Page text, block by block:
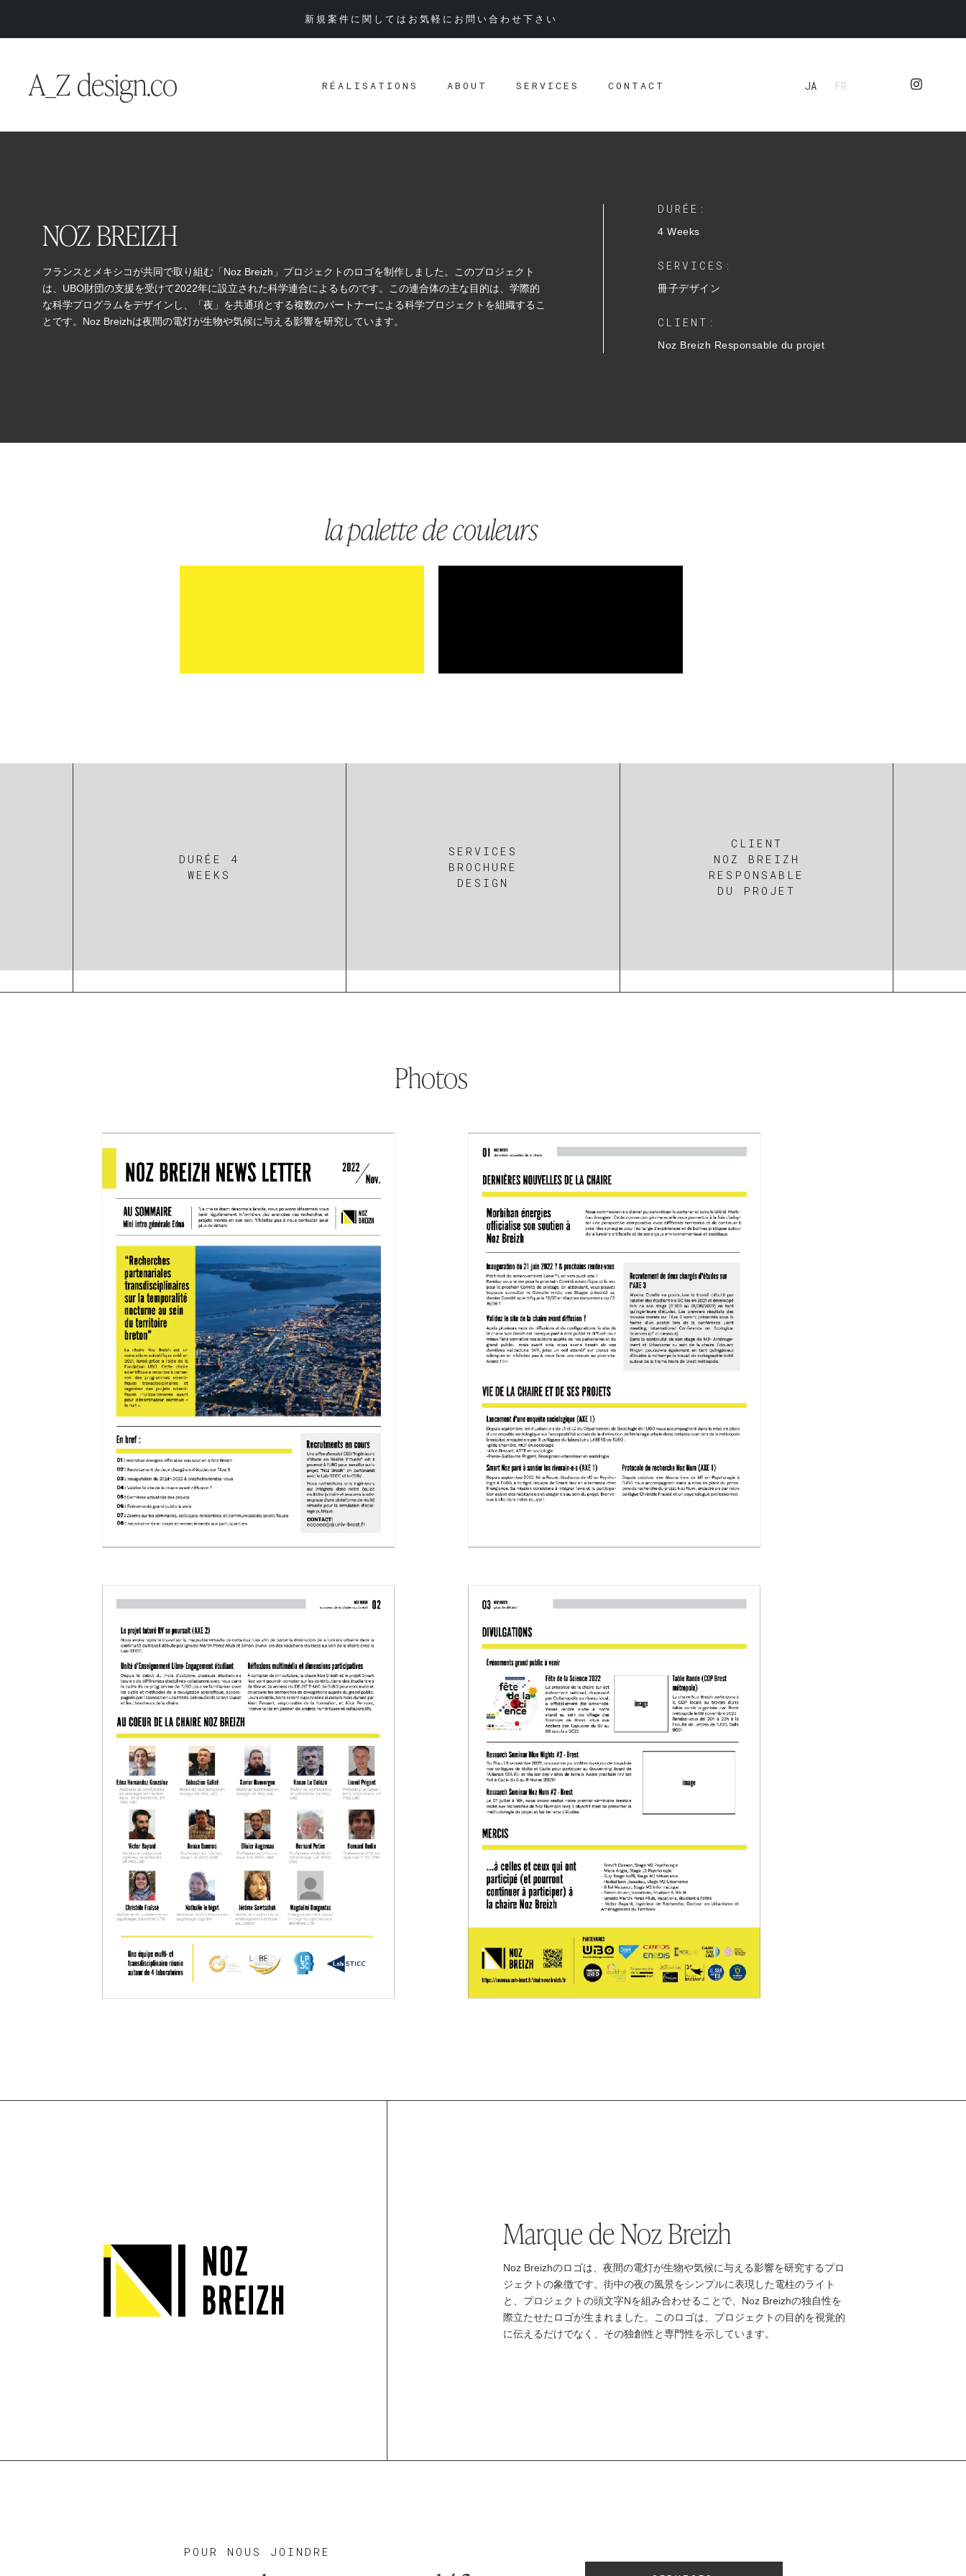
新規案件に関してはお気軽にお問い合わせ下さい
A_Z design.co RÉALISATIONS ABOUT SERVICES CONTACT JA FR
NOZ BREIZH
フランスとメキシコが共同で取り組む「Noz Breizh」プロジェクトのロゴを制作しました。このプロジェクト
は、UBO財団の支援を受けて2022年に設立された科学連合によるものです。この連合体の主な目的は、学際的
な科学プログラムをデザインし、「夜」を共通項とする複数のパートナーによる科学プロジェクトを組織するこ
とです。Noz Breizhは夜間の電灯が生物や気候に与える影響を研究しています。
DURÉE:
4 Weeks
SERVICES:
冊子デザイン
CLIENT:
Noz Breizh Responsable du projet
la palette de couleurs
DURÉE 4
WEEKS
SERVICES
BROCHURE
DESIGN
CLIENT
NOZ BREIZH
RESPONSABLE
DU PROJET
Photos
Marque de Noz Breizh
Noz Breizhのロゴは、夜間の電灯が生物や気候に与える影響を研究するプロ
ジェクトの象徴です。街中の夜の風景をシンプルに表現した電柱のライト
と、プロジェクトの頭文字Nを組み合わせることで、Noz Breizhの独自性を
際立たせたロゴが生まれました。このロゴは、プロジェクトの目的を視覚的
に伝えるだけでなく、その独創性と専門性を示しています。
POUR NOUS JOINDRE